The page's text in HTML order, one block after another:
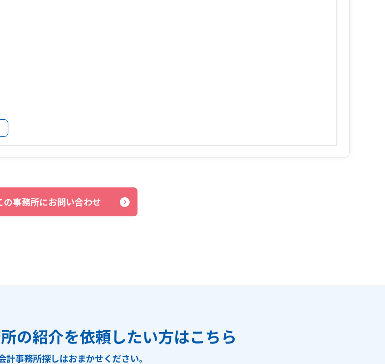
の事務所にお問い合わせ
の紹介を依頼したい方はこちら
計事務所探しはおまかせください。